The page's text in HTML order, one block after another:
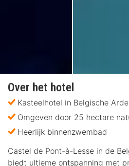
Over het hotel
Kasteelhotel in Belgische
Omgeven door 25 hectare
Heerlijk binnenzwembad
Castel de Pont-à-Lesse in de
biedt ultieme ontspanning met